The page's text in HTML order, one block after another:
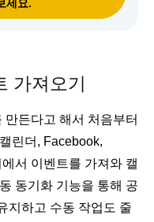
세요.
가져오기
든다고 해서 처음부터
린더, Facebook,
서 이벤트를 가져와 캘
동기화 기능을 통해 공
지하고 수동 작업도 줄